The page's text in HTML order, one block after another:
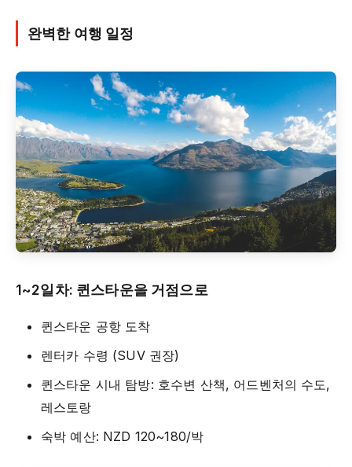
완벽한 여행 일정
1~2일차: 퀸스타운을 거점으로
퀸스타운 공항 도착
렌터카 수령 (SUV 권장)
퀸스타운 시내 탐방: 호수변 산책, 어드벤처의 수도,
레스토랑
숙박 예산: NZD 120~180/박